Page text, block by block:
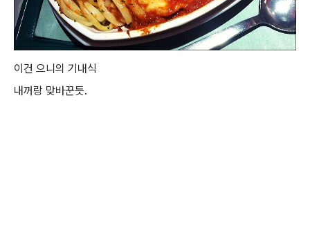
이건 으니의 기내식
내꺼랑 맞바꾼듯.